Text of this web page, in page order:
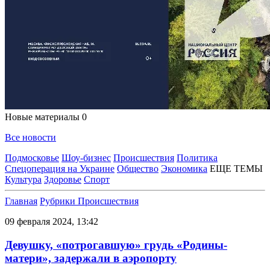
Новые материалы 0
Все новости
Подмосковье Шоу-бизнес Происшествия Политика
Спецоперация на Украине Общество Экономика ЕЩЕ ТЕМЫ
Культура Здоровье Спорт
Главная Рубрики Происшествия
09 февраля 2024, 13:42
Девушку, «потрогавшую» грудь «Родины-
матери», задержали в аэропорту